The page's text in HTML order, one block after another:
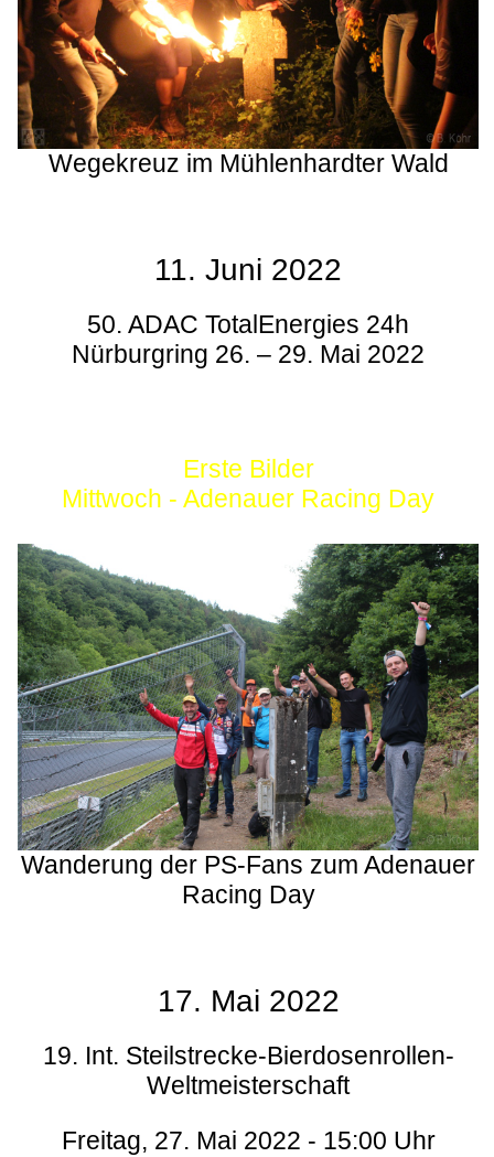
Wegekreuz im Mühlenhardter Wald
11. Juni 2022
50. ADAC TotalEnergies 24h
Nürburgring 26. – 29. Mai 2022
Erste Bilder
Mittwoch - Adenauer Racing Day
Wanderung der PS-Fans zum Adenauer
Racing Day
17. Mai 2022
19. Int. Steilstrecke-Bierdosenrollen-
Weltmeisterschaft
Freitag, 27. Mai 2022 - 15:00 Uhr